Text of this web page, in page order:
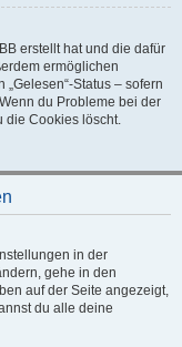
erstellt hat und die dafür
ermöglichen
Status – sofern
du Probleme bei der
die Cookies löscht.
in der
gehe in den
auf der Seite angezeigt,
du alle deine